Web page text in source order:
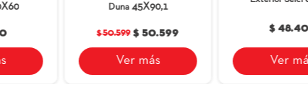
$ 50.599
Ver más Ver más